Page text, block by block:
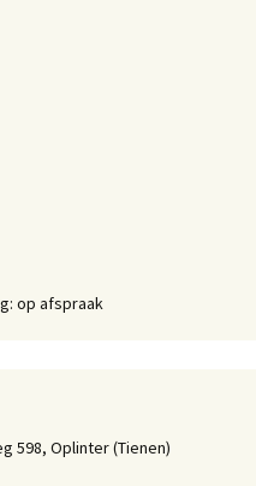
op afspraak
598, Oplinter (Tienen)